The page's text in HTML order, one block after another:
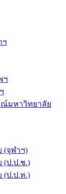
ฯ
ฯ
ณ์มหาวิทยาลัย
(จุฬาฯ)
(ป.ป.ช.)
(ป.ป.ท.)